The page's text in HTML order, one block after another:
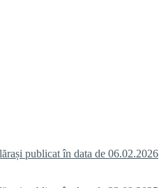
publicat în data de 06.02.2026